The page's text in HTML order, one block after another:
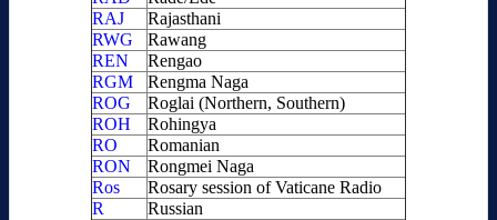
RAJ
Rajasthani
RWG
Rawang
REN
Rengao
RGM
Rengma Naga
ROG
Roglai (Northern, Southern)
ROH
Rohingya
RO
Romanian
RON
Rongmei Naga
Ros
Rosary session of Vaticane Radio
R
Russian